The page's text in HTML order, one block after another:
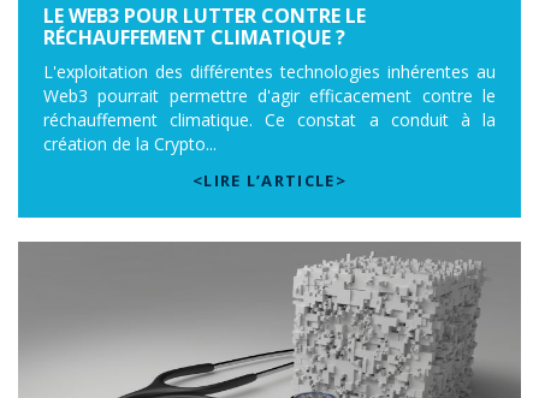
LE WEB3 POUR LUTTER CONTRE LE
RÉCHAUFFEMENT CLIMATIQUE ?
L'exploitation des différentes technologies inhérentes au
Web3 pourrait permettre d'agir efficacement contre le
réchauffement climatique. Ce constat a conduit à la
création de la Crypto...
<LIRE L’ARTICLE>